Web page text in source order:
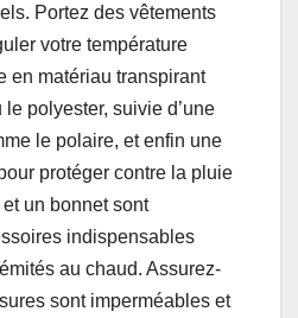
Portez des vêtements
votre température
en matériau transpirant
polyester, suivie d’une
le polaire, et enfin une
protéger contre la pluie
un bonnet sont
indispensables
au chaud. Assurez-
sont imperméables et